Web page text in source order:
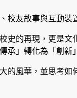
校友故事與互動
史的再現，更是
承」轉化為「創
的風華，並思考